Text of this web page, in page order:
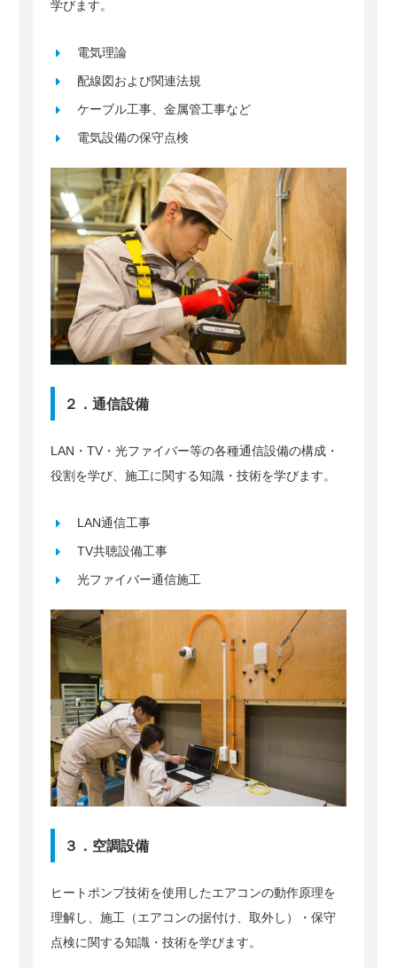
学びます。
電気理論
配線図および関連法規
ケーブル工事、金属管工事など
電気設備の保守点検
２．通信設備
LAN・TV・光ファイバー等の各種通信設備の構成・
役割を学び、施工に関する知識・技術を学びます。
LAN通信工事
TV共聴設備工事
光ファイバー通信施工
３．空調設備
ヒートポンプ技術を使用したエアコンの動作原理を
理解し、施工（エアコンの据付け、取外し）・保守
点検に関する知識・技術を学びます。